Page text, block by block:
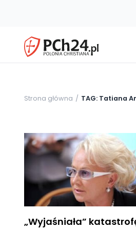
Strona główna TAG: Tatiana
„Wyjaśniała”